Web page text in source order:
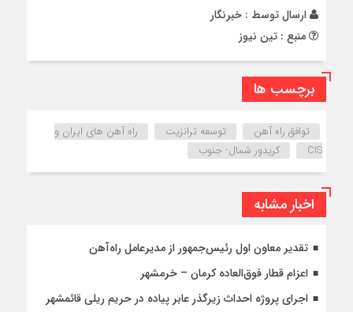
ارسال توسط : خبرنگار
منبع : تین نیوز
برچسب ها
توافق راه آهن توسعه ترانزیت
راه آهن های ایران و
CIS
کریدور شمال- جنوب
اخبار مشابه
تقدیر معاون اول رئیس‌جمهور از مدیرعامل راه‌آهن
اعزام قطار فوق‌العاده کرمان – خرمشهر
اجرای پروژه احداث زیرگذر عابر پیاده در حریم ریلی قائمشهر